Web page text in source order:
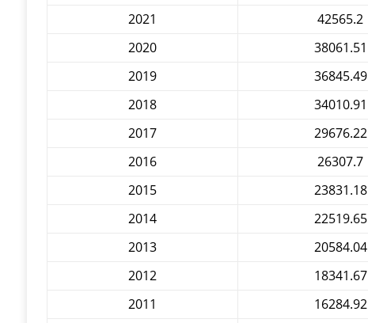
2021
42565.2
2020
38061.51
2019
36845.49
2018
34010.91
2017
29676.22
2016
26307.7
2015
23831.18
2014
22519.65
2013
20584.04
2012
18341.67
2011
16284.92